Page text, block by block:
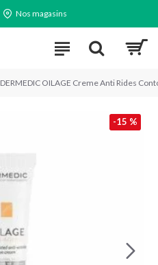
Nos magasins
DERMEDIC OILAGE Creme Anti Rides
-15 %